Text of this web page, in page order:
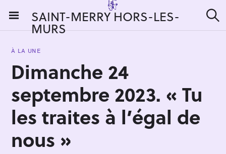
i
SAINT-MERRY HORS-LES-
MURS e
À LA UNE
Dimanche 24
septembre 2023. « Tu
les traites à l’égal de
nous »